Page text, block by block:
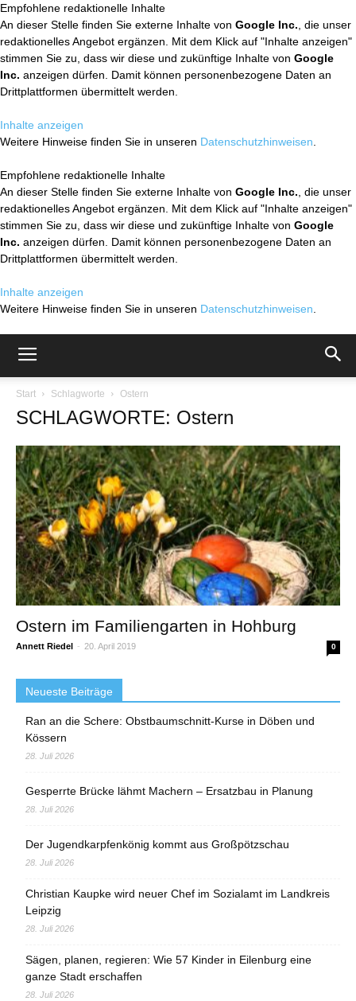
Empfohlene redaktionelle Inhalte
An dieser Stelle finden Sie externe Inhalte von Google Inc. , die unser
redaktionelles Angebot ergänzen. Mit dem Klick auf "Inhalte anzeigen"
stimmen Sie zu, dass wir diese und zukünftige Inhalte von Google
Inc. anzeigen dürfen. Damit können personenbezogene Daten an
Drittplattformen übermittelt werden.
Inhalte anzeigen
Weitere Hinweise finden Sie in unseren Datenschutzhinweisen
Empfohlene redaktionelle Inhalte
An dieser Stelle finden Sie externe Inhalte von Google Inc. , die unser
redaktionelles Angebot ergänzen. Mit dem Klick auf "Inhalte anzeigen"
stimmen Sie zu, dass wir diese und zukünftige Inhalte von Google
Inc. anzeigen dürfen. Damit können personenbezogene Daten an
Drittplattformen übermittelt werden.
Inhalte anzeigen
Weitere Hinweise finden Sie in unseren Datenschutzhinweisen
Start Schlagworte Ostern
SCHLAGWORTE: Ostern
Ostern im Familiengarten in Hohburg
Annett Riedel - 20. April 2019 0
Neueste Beiträge
Ran an die Schere: Obstbaumschnitt-Kurse in Döben und
Kössern
28. Juli 2026
Gesperrte Brücke lähmt Machern – Ersatzbau in Planung
28. Juli 2026
Der Jugendkarpfenkönig kommt aus Großpötzschau
28. Juli 2026
Christian Kaupke wird neuer Chef im Sozialamt im Landkreis
Leipzig
28. Juli 2026
Sägen, planen, regieren: Wie 57 Kinder in Eilenburg eine
ganze Stadt erschaffen
28. Juli 2026